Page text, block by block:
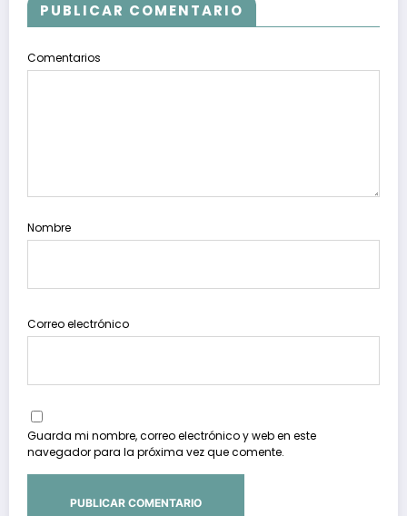
PUBLICAR COMENTARIO
Comentarios
Nombre
Correo electrónico
Guarda mi nombre, correo electrónico y web en este
navegador para la próxima vez que comente.